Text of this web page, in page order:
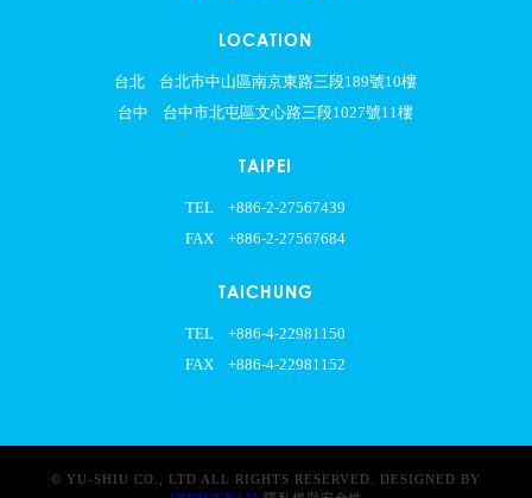
LOCATION
台北
台北市中山區南京東路三段189號10樓
台中
台中市北屯區文心路三段1027號11樓
TAIPEI
TEL
+886-2-27567439
FAX
+886-2-27567684
TAICHUNG
TEL
+886-4-22981150
FAX
+886-4-22981152
© YU-SHIU CO., LTD ALL RIGHTS RESERVED. DESIGNED BY